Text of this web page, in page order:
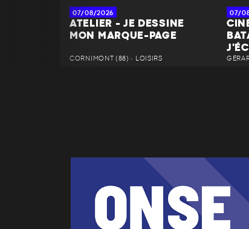
07/08/2026
ATELIER - JE DESSINE
MON MARQUE-PAGE
CORNIMONT (88) • LOISIRS
07/